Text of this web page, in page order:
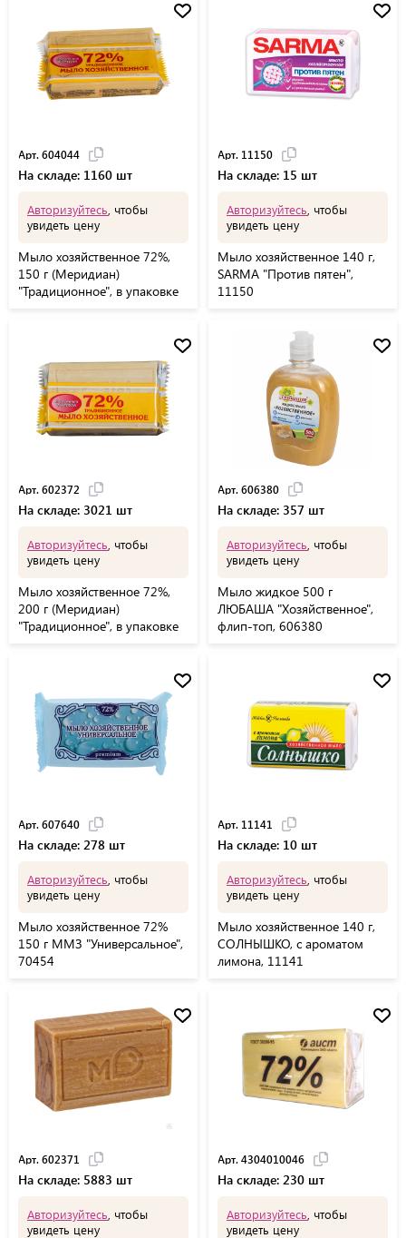
Арт. 604044
На складе: 1160 шт
Авторизуйтесь , чтобы
увидеть цену
Мыло хозяйственное 72%,
150 г (Меридиан)
"Традиционное", в упаковке
Арт. 11150
На складе: 15 шт
Авторизуйтесь , чтобы
увидеть цену
Мыло хозяйственное 140 г,
SARMA "Против пятен",
11150
Арт. 602372
На складе: 3021 шт
Авторизуйтесь , чтобы
увидеть цену
Мыло хозяйственное 72%,
200 г (Меридиан)
"Традиционное", в упаковке
Арт. 606380
На складе: 357 шт
Авторизуйтесь , чтобы
увидеть цену
Мыло жидкое 500 г
ЛЮБАША "Хозяйственное",
флип-топ, 606380
Арт. 607640
На складе: 278 шт
Авторизуйтесь , чтобы
увидеть цену
Мыло хозяйственное 72%
150 г ММЗ "Универсальное",
70454
Арт. 11141
На складе: 10 шт
Авторизуйтесь , чтобы
увидеть цену
Мыло хозяйственное 140 г,
СОЛНЫШКО, с ароматом
лимона, 11141
Арт. 602371
На складе: 5883 шт
Авторизуйтесь , чтобы
увидеть цену
Арт. 4304010046
На складе: 230 шт
Авторизуйтесь , чтобы
увидеть цену